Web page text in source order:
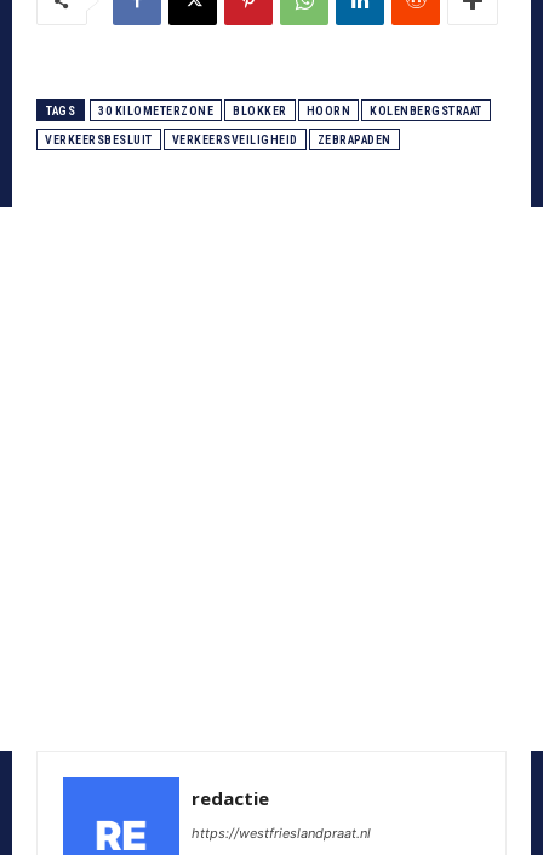
TAGS 30 KILOMETERZONE BLOKKER HOORN KOLENBERGSTRAAT
VERKEERSBESLUIT VERKEERSVEILIGHEID ZEBRAPADEN
redactie
https://westfrieslandpraat.nl